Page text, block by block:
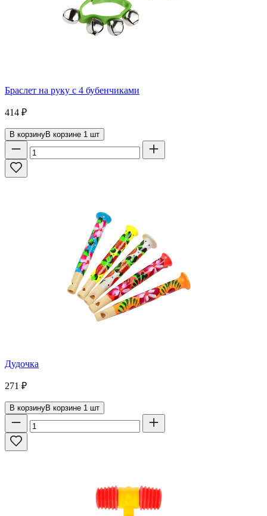
Браслет на руку с 4 бубенчиками
414 ₽
В корзинуВ корзине 1 шт
Дудочка
271 ₽
В корзинуВ корзине 1 шт